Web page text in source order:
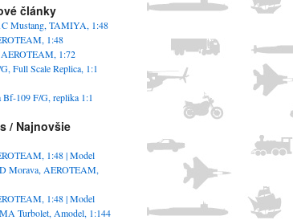
články
Mustang, TAMIYA, 1:48
1:48
1:72
Full Scale Replica, 1:1
109 F/G, replika 1:1
/ Najnovšie
1:48 | Model
Morava, AEROTEAM,
1:48 | Model
Turbolet, Amodel, 1:144